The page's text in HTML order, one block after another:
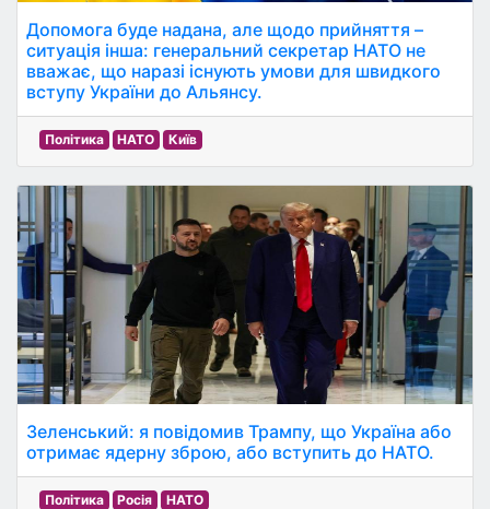
Допомога буде надана, але щодо прийняття –
ситуація інша: генеральний секретар НАТО не
вважає, що наразі існують умови для швидкого
вступу України до Альянсу.
Політика НАТО Київ
Зеленський: я повідомив Трампу, що Україна або
отримає ядерну зброю, або вступить до НАТО.
Політика Росія НАТО